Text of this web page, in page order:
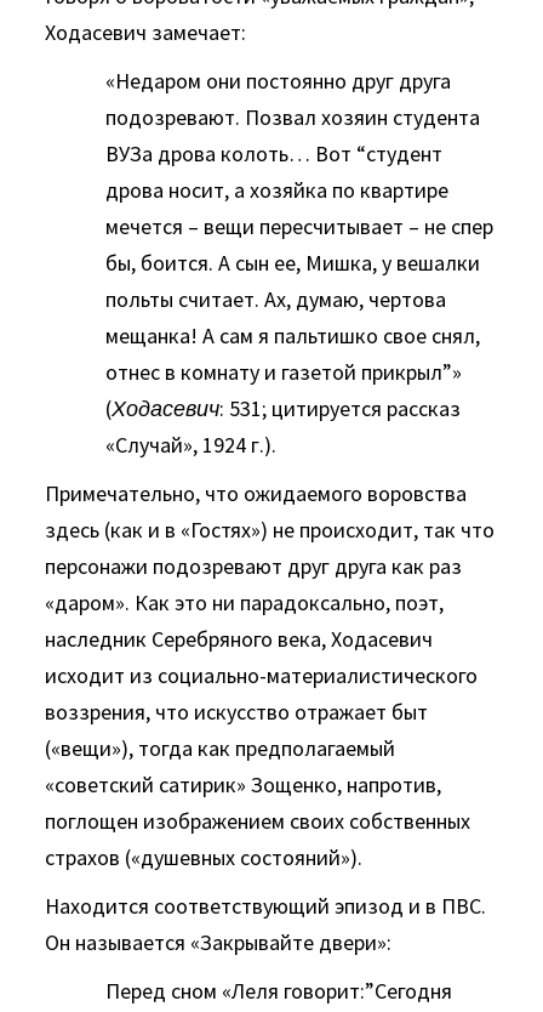
Ходасевич замечает:
«Недаром они постоянно друг друга
подозревают. Позвал хозяин студента
ВУЗа дрова колоть… Вот “студент
дрова носит, а хозяйка по квартире
мечется – вещи пересчитывает – не спер
бы, боится. А сын ее, Мишка, у вешалки
польты считает. Ах, думаю, чертова
мещанка! А сам я пальтишко свое снял,
отнес в комнату и газетой прикрыл”»
(Ходасевич: 531; цитируется рассказ
«Случай», 1924 г.).
Примечательно, что ожидаемого воровства
здесь (как и в «Гостях») не происходит, так что
персонажи подозревают друг друга как раз
«даром». Как это ни парадоксально, поэт,
наследник Серебряного века, Ходасевич
исходит из социально-материалистического
воззрения, что искусство отражает быт
(«вещи»), тогда как предполагаемый
«советский сатирик» Зощенко, напротив,
поглощен изображением своих собственных
страхов («душевных состояний»).
Находится соответствующий эпизод и в ПВС.
Он называется «Закрывайте двери»:
Перед сном «Леля говорит:”Сегодня